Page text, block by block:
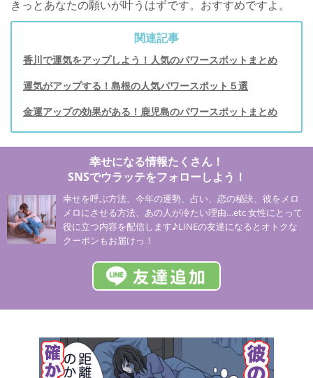
きっとあなたの願いが叶うはずです。おすすめですよ。
関連記事
香川で運気をアップしよう！人気のパワースポットまとめ
運気がアップする！島根の人気パワースポット５選
金運アップの効果がある！鹿児島のパワースポットまとめ
幸せになる情報たくさん！
SNSでウラッテをフォローしよう！
幸せを呼ぶ方法、今年の運勢、占い、恋の秘訣、彼をメロ
メロにさせる方法、あの人が冷たい理由…etc 女性にとって
役に立つ内容を配信します♪LINEの友達になるとオトクな
クーポンもお届けっ！